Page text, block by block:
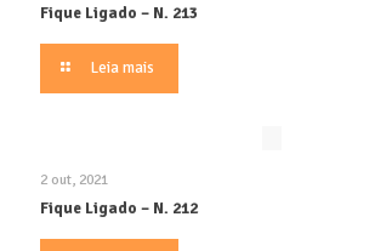
Fique Ligado – N. 213
Leia mais
2 out, 2021
Fique Ligado – N. 212